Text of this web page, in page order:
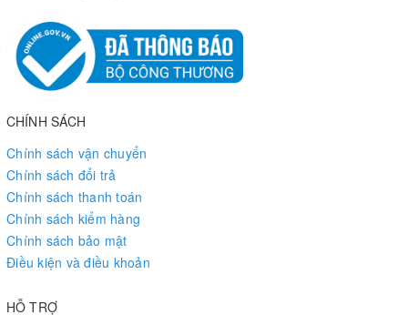
CHÍNH SÁCH
Chính sách vận chuyển
Chính sách đổi trả
Chính sách thanh toán
Chính sách kiểm hàng
Chính sách bảo mật
Điều kiện và điều khoản
HỖ TRỢ